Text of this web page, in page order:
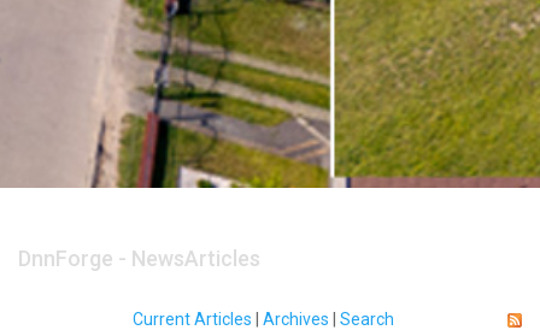
DnnForge - NewsArticles
Current Articles Archives Search